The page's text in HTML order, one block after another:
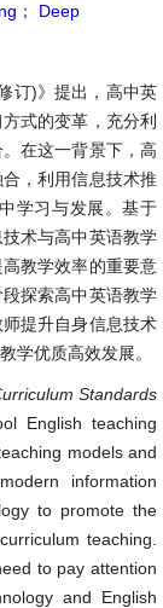
；
Deep
订)》提出，高中英
式的变革，充分利
在这一背景下，高
，利用信息技术推
学习与发展。基于
术与高中英语教学
教学效率的重要意
探索高中英语教学
提升自身信息技术
学优质高效发展。
Standards
English teaching
models and
information
to promote the
teaching.
to pay attention
and English